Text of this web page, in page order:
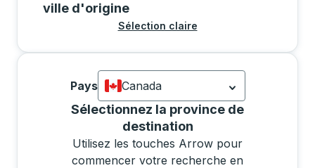
ville d'origine
Sélection claire
Pays
Canada
Actuellement sélectionné: Canada.
Sélectionnez la province de
destination
Utilisez les touches Arrow pour
commencer votre recherche en
Sélectionner une province dans la liste